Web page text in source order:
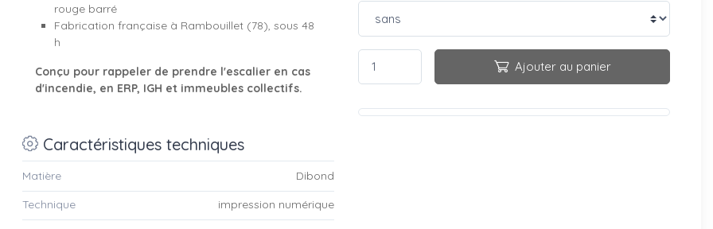
rouge barré
Fabrication française à Rambouillet (78), sous 48
h
Conçu pour rappeler de prendre l'escalier en cas
d'incendie, en ERP, IGH et immeubles collectifs.
Caractéristiques techniques
Matière Dibond
Technique impression numérique
Ajouter au panier